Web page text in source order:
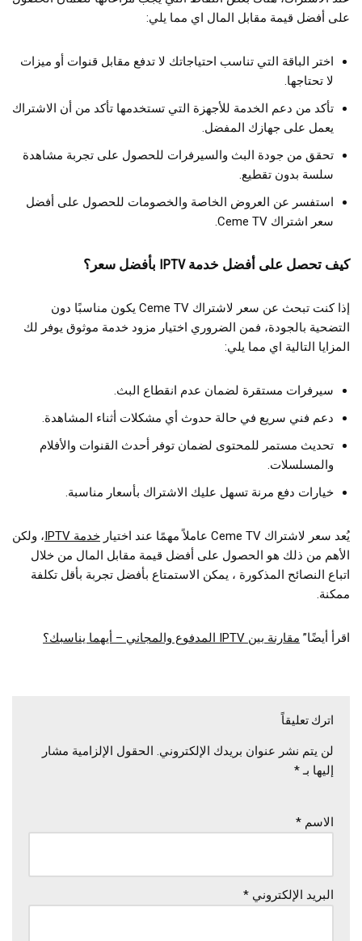
على أفضل قيمة مقابل المال اي مما يلي:
اختر الباقة التي تناسب احتياجاتك لا تدفع مقابل قنوات أو ميزات
لا تحتاجها.
تأكد من دعم الخدمة للأجهزة التي تستخدمها تأكد من أن الاشتراك
يعمل على جهازك المفضل.
تحقق من جودة البث والسيرفرات للحصول على تجربة مشاهدة
سلسة بدون تقطيع.
استفسر عن العروض الخاصة والخصومات للحصول على أفضل
سعر اشتراك Ceme TV.
كيف تحصل على أفضل خدمة IPTV بأفضل سعر؟
إذا كنت تبحث عن سعر لاشتراك Ceme TV يكون مناسبًا دون
التضحية بالجودة، فمن الضروري اختيار مزود خدمة موثوق يوفر لك
المزايا التالية اي مما يلي:
سيرفرات مستقرة لضمان عدم انقطاع البث.
دعم فني سريع في حالة حدوث أي مشكلات أثناء المشاهدة.
تحديث مستمر للمحتوى لضمان توفر أحدث القنوات والأفلام
والمسلسلات.
خيارات دفع مرنة تسهل عليك الاشتراك بأسعار مناسبة.
يُعد سعر لاشتراك Ceme TV عاملاً مهمًا عند اختيار خدمة IPTV
، ولكن
الأهم من ذلك هو الحصول على أفضل قيمة مقابل المال من خلال
اتباع النصائح المذكورة ، يمكن الاستمتاع بأفضل تجربة بأقل تكلفة
ممكنة.
اقرأ أيضًا” مقارنة بين IPTV المدفوع والمجاني – أيهما يناسبك؟
اترك تعليقاً
لن يتم نشر عنوان بريدك الإلكتروني. الحقول الإلزامية مشار
إليها بـ*
الاسم *
البريد الإلكتروني *